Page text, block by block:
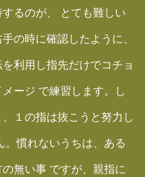
るのが、 とても難しい
の時に確認したように、
利用し指先だけでコチョ
ージ で練習します。し
１の指は抜こうと努力し
。慣れないうちは、ある
無い事 ですが、親指に